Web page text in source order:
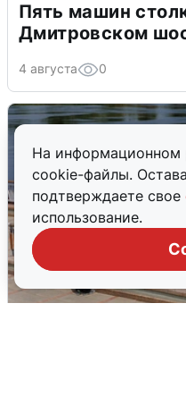
На информационном
cookie-файлы.
подтверждаете свое
использование.
Пять машин
Дмитровском
4 августа 0